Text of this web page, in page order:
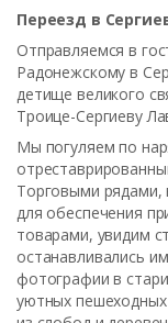
Переезд в
Отправляемся в
Радонежскому в
детище великого
Троице-Сергиеву
Мы погуляем по
Торговыми рядами,
для обеспечения
товарами, увидим
останавливались
фотографии в
уютных пешеходных